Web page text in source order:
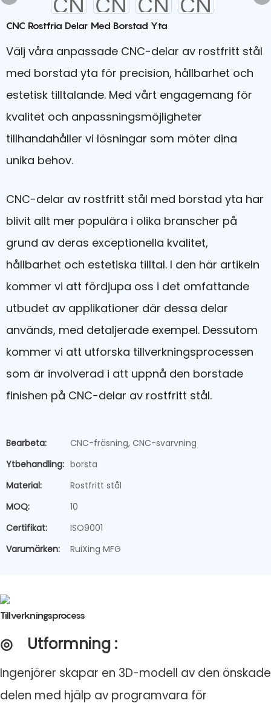
CNC Rostfria Delar Med Borstad Yta
Välj våra anpassade CNC-delar av rostfritt stål
med borstad yta för precision, hållbarhet och
estetisk tilltalande. Med vårt engagemang för
kvalitet och anpassningsmöjligheter
tillhandahåller vi lösningar som möter dina
unika behov.
CNC-delar av rostfritt stål med borstad yta har
blivit allt mer populära i olika branscher på
grund av deras exceptionella kvalitet,
hållbarhet och estetiska tilltal. I den här artikeln
kommer vi att fördjupa oss i det omfattande
utbudet av applikationer där dessa delar
används, med detaljerade exempel. Dessutom
kommer vi att utforska tillverkningsprocessen
som är involverad i att uppnå den borstade
finishen på CNC-delar av rostfritt stål.
Bearbeta:
CNC-fräsning, CNC-svarvning
Ytbehandling: borsta
Material:
Rostfritt stål
MOQ:
10
Certifikat:
ISO9001
Varumärken:
RuiXing MFG
Tillverkningsprocess
◎ Utformning :
Ingenjörer skapar en 3D-modell av den önskade
delen med hjälp av programvara för